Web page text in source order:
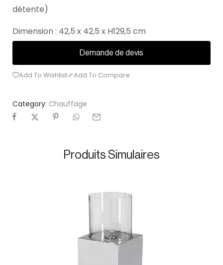
détente)
Dimension : 42,5 x 42,5 x H129,5 cm
Demande de devis
Add To Wishlist Add To Compare
Category: Chauffage
Produits Simulaires